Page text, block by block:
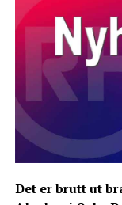
Det er brutt ut